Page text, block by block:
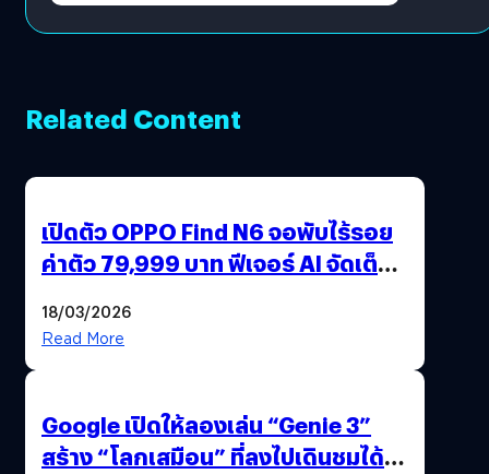
Related Content
เปิดตัว OPPO Find N6 จอพับไร้รอย
ค่าตัว 79,999 บาท ฟีเจอร์ AI จัดเต็ม
18/03/2026
Read More
Google เปิดให้ลองเล่น “Genie 3”
สร้าง “โลกเสมือน” ที่ลงไปเดินชมได้